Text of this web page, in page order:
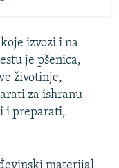
izvozi i na
je pšenica,
životinje,
za ishranu
i preparati,